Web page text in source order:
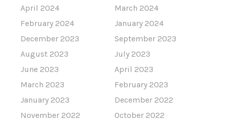
April 2024
March 2024
February 2024
January 2024
December 2023
September 2023
August 2023
July 2023
June 2023
April 2023
March 2023
February 2023
January 2023
December 2022
November 2022
October 2022